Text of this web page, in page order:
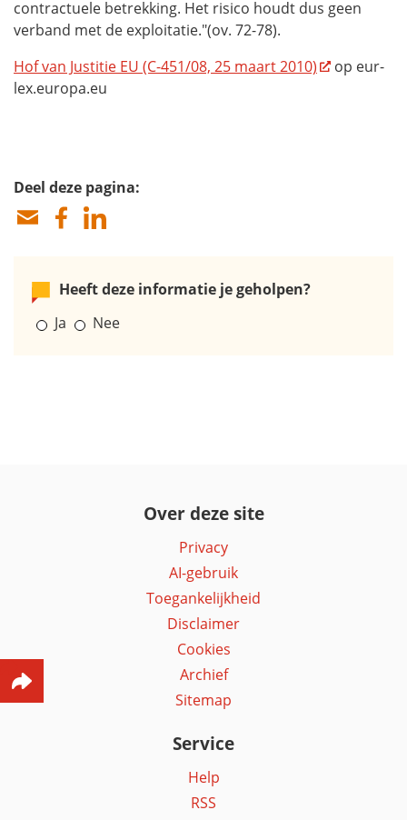
contractuele betrekking. Het risico houdt dus geen
verband met de exploitatie."(ov. 72-78).
Hof van Justitie EU (C-451/08, 25 maart 2010)
op eur-
lex.europa.eu
Deel deze pagina:
Heeft deze informatie je geholpen?
Ja
Nee
Over deze site
Privacy
AI-gebruik
Toegankelijkheid
Disclaimer
Cookies
Archief
Sitemap
Service
Help
RSS